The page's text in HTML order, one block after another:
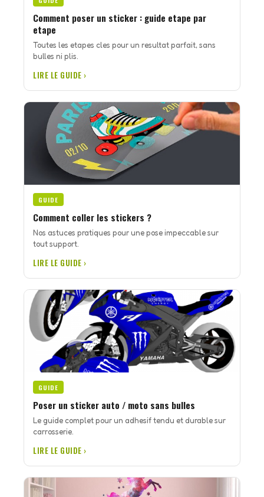
Comment poser un sticker : guide etape par
etape
Toutes les etapes cles pour un resultat parfait, sans
bulles ni plis.
LIRE LE GUIDE ›
GUIDE
Comment coller les stickers ?
Nos astuces pratiques pour une pose impeccable sur
tout support.
LIRE LE GUIDE ›
GUIDE
Poser un sticker auto / moto sans bulles
Le guide complet pour un adhesif tendu et durable sur
carrosserie.
LIRE LE GUIDE ›